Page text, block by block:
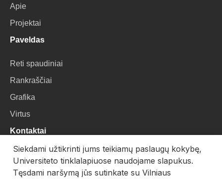
Apie
Projektai
Paveldas
Reti spaudiniai
Rankraščiai
Grafika
Virtus
Kontaktai
VU Biblioteka
Universiteto g. 3, LT-01122, Vilnius
Siekdami užtikrinti jums teikiamų paslaugų kokybę,
Universiteto tinklalapiuose naudojame slapukus.
Tęsdami naršymą jūs sutinkate su Vilniaus